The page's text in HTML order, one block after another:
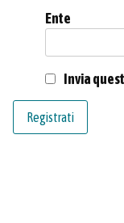
Ente
Invia